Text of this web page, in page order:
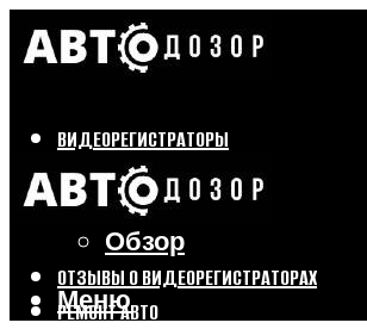
ВИДЕОРЕГИСТРАТОРЫ
Бренды
Выбор
Обзор
ОТЗЫВЫ О ВИДЕОРЕГИСТРАТОРАХ
РЕМОНТ АВТО
Меню